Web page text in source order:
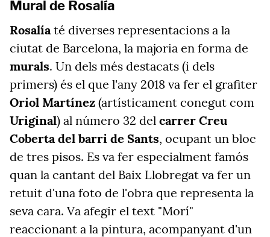
Mural de Rosalía
Rosalíaté diverses representacions a la
ciutat de Barcelona, la majoria en forma de
murals. Un dels més destacats (i dels
primers) és el que l'any 2018 va fer el grafiter
Oriol Martínez (artísticament conegut com
Uriginal) al número 32 del carrer Creu
Coberta del barri de Sants, ocupant un bloc
de tres pisos. Es va fer especialment famós
quan la cantant del Baix Llobregat va fer un
retuit d'una foto de l'obra que representa la
seva cara. Va afegir el text "Morí"
reaccionant a la pintura, acompanyant d'un